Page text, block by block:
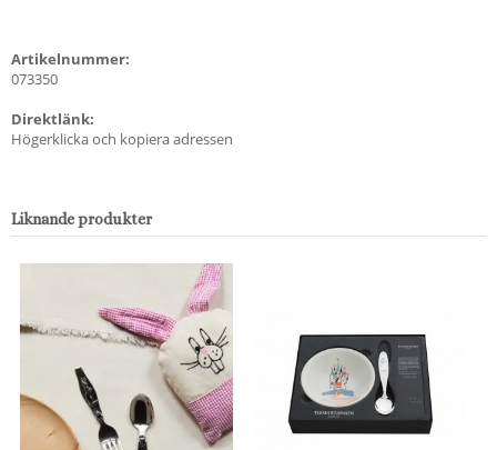
Artikelnummer:
073350
Direktlänk:
Högerklicka och kopiera adressen
Liknande produkter